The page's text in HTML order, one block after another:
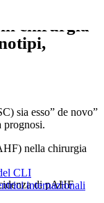
CLI
internazionali
in chirurgia
sia esso” de novo”
prognosi.
nella chirurgia
di pAHF